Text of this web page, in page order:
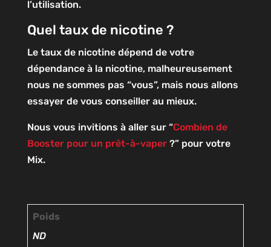
l’utilisation.
Quel taux de nicotine ?
Le taux de nicotine dépend de votre
dépendance à la nicotine, malheureusement
nous ne sommes pas “vous”, mais nous allons
essayer de vous conseiller au mieux.
Nous vous invitions à aller sur “Combien de
Booster pour un prêt-à-vaper?” pour votre
Mix.
Poids
ND